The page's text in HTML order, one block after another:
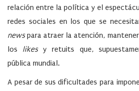
relación entre la política y el
redes sociales en los que se
newspara atraer la atención,
los likesy retuits que,
pública mundial.
A pesar de sus dificultades para